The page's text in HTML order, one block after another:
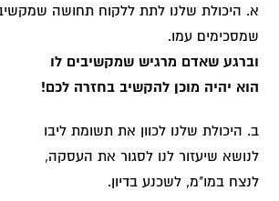
א. היכולת שלנו לתת ללקוח תחושה
שמסכימים עמו.
וברגע שאדם מרגיש שמקשיבים לו
הוא יהיה מוכן להקשיב בחזרה לכם!
ב. היכולת שלנו לכוון את תשומת ליבו
לנושא שיעזור לנו לסגור את העסקה,
לנצח במו"מ, לשכנע בדיון.